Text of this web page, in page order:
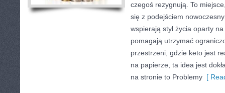
czegoś rezygnują. To
się z podejściem
wspierają styl życia oparty
pomagają utrzymać
przestrzeni, gdzie keto jest
na papierze, ta idea jest
na stronie to Problemy [